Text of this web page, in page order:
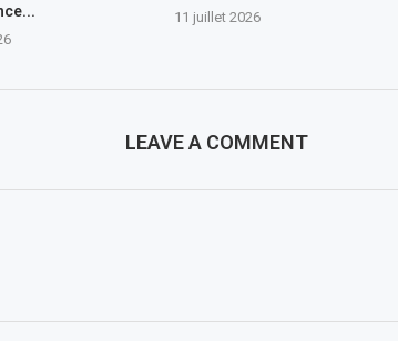
11 juillet 2026
LEAVE A COMMENT